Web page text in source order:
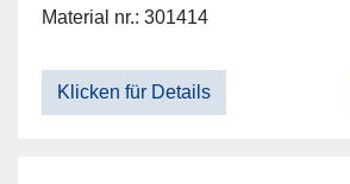
Material nr.: 301414
Klicken für Details